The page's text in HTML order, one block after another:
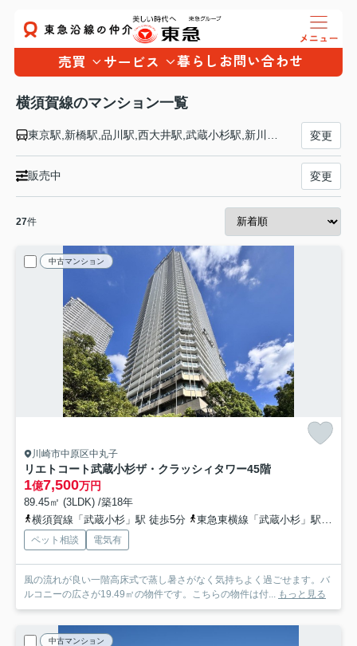
売買 サービス 暮らし お問い合わせ
横須賀線のマンション一覧
変更
販売中 変更
27件
中古マンション
川崎市中原区中丸子
リエトコート武蔵小杉ザ・クラッシィタワー45階
1億7,500万円
89.45㎡ (3LDK) /築18年
横須賀線「武蔵小杉」駅 徒歩5分
東急東横線「武蔵小杉」駅 徒歩7分
ペット相談 電気有
風の流れが良い一階高床式で蒸し暑さがなく気持ちよく過ごせます。バ
ルコニーの広さが19.49㎡の物件です。こちらの物件は付...
もっと見る
中古マンション